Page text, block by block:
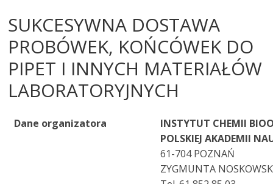
SUKCESYWNA DOSTAWA
PROBÓWEK, KOŃCÓWEK DO
PIPET I INNYCH MATERIAŁÓW
LABORATORYJNYCH
Dane organizatora
INSTYTUT CHEMII
POLSKIEJ AKADEMII
61-704 POZNAŃ
ZYGMUNTA